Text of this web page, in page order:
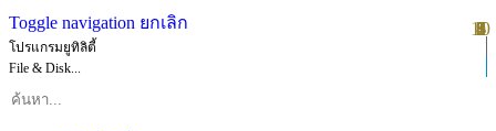
Toggle navigation ยกเลิก
โปรแกรมยูทิลิตี้
File & Disk...
1
2
3
4
5
6
7
8
9
10